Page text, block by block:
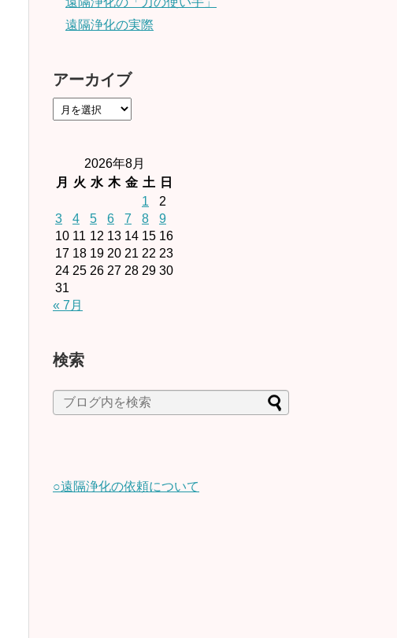
遠隔浄化の実際
アーカイブ
2026年8月
月
火 水 木 金 土
日
1
2
3
4 5 6 7 8
9
10 11 12 13 14 15 16
17 18 19 20 21 22 23
24 25 26 27 28 29 30
31
« 7月
検索
○遠隔浄化の依頼について